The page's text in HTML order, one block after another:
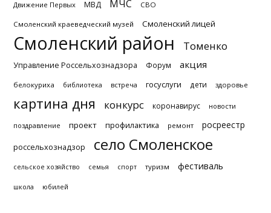
Движение Первых МВД МЧС СВО
Смоленский краеведческий музей Смоленский лицей
Смоленский район Томенко
Управление Россельхознадзора Форум акция
белокуриха библиотека встреча госуслуги дети здоровье
картина дня конкурс коронавирус новости
поздравление проект профилактика ремонт росреестр
россельхознадзор село Смоленское
сельское хозяйство семья спорт туризм фестиваль
школа юбилей